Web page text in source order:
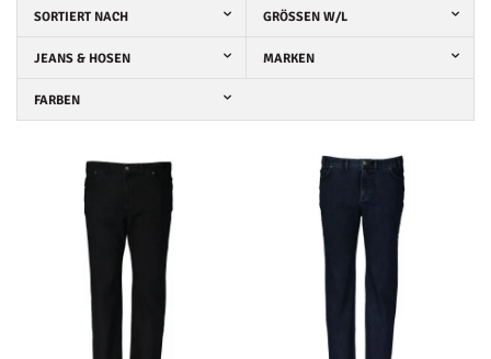
SORTIERT NACH GRÖSSEN W/L
JEANS & HOSEN MARKEN
FARBEN